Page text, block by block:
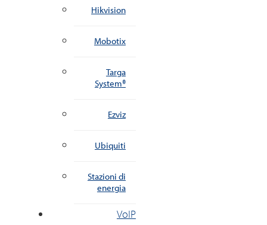
Hikvision
Mobotix
Targa
System®
Ezviz
Ubiquiti
Stazioni di
energia
VoIP